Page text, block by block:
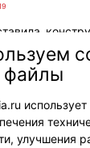
Боба».
файлы
улучшения